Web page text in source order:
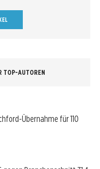
TOP-AUTOREN
Übernahme für 110